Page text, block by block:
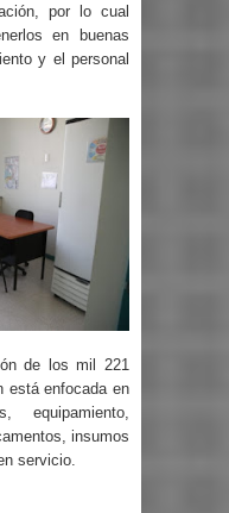
por lo cual
en buenas
y el personal
de los mil 221
está enfocada en
equipamiento,
insumos
servicio.